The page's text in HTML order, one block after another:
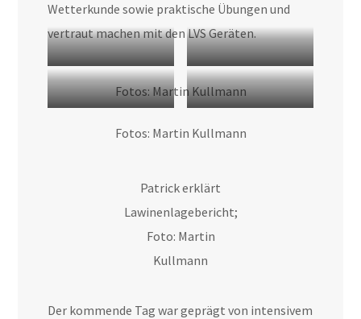
Wetterkunde sowie praktische Übungen und
vertraut machen mit den LVS Geräten.
Aufstieg Gipfelhaus Detlev in seinem Element
Fotos: Martin Kullmann
Aufwärmen nach dem
Regen
Daniel weist in die LVS
Geräte ein
Fotos: Martin Kullmann
Patrick erklärt
Lawinenlagebericht;
Foto: Martin
Kullmann
Der kommende Tag war geprägt von intensivem